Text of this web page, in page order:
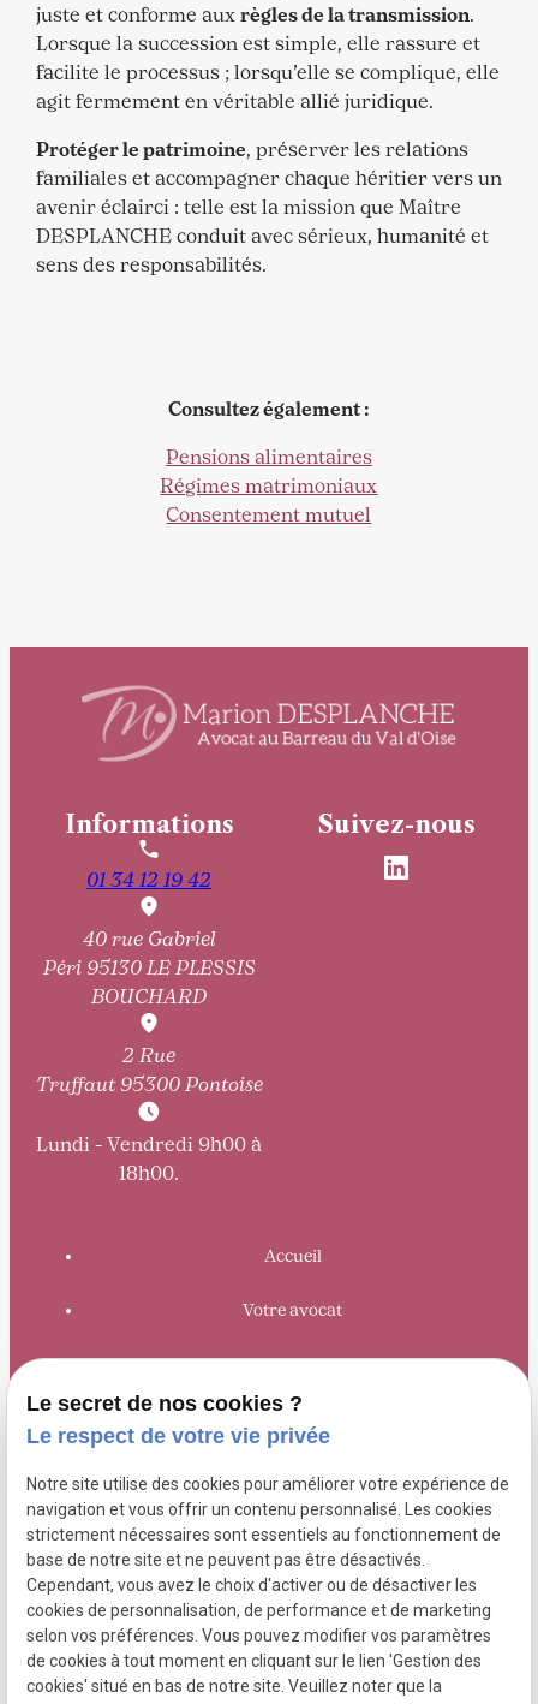
juste et conforme aux règles de la transmission.
Lorsque la succession est simple, elle rassure et
facilite le processus ; lorsqu’elle se complique, elle
agit fermement en véritable allié juridique.
Protéger le patrimoine, préserver les relations
familiales et accompagner chaque héritier vers un
avenir éclairci : telle est la mission que Maître
DESPLANCHE conduit avec sérieux, humanité et
sens des responsabilités.
Consultez également :
Pensions alimentaires
Régimes matrimoniaux
Consentement mutuel
Informations
01 34 12 19 42
40 rue Gabriel
Péri 95130 LE PLESSIS
BOUCHARD
2 Rue
Truffaut95300 Pontoise
Lundi - Vendredi 9h00 à
18h00.
Suivez-nous
Accueil
Votre avocat
Actualités
Contact
Mentions
légales
Politique de
confidentialité
Gestion
des
cookies
Plan du
site
Le secret de nos cookies ?
Le respect de votre vie privée
Notre site utilise des cookies pour améliorer votre expérience de
navigation et vous offrir un contenu personnalisé. Les cookies
strictement nécessaires sont essentiels au fonctionnement de
base de notre site et ne peuvent pas être désactivés.
Cependant, vous avez le choix d'activer ou de désactiver les
cookies de personnalisation, de performance et de marketing
selon vos préférences. Vous pouvez modifier vos paramètres
de cookies à tout moment en cliquant sur le lien 'Gestion des
cookies' situé en bas de notre site. Veuillez noter que la